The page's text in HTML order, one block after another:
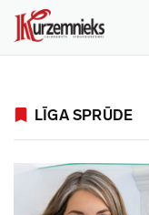
LĪGA SPRŪDE